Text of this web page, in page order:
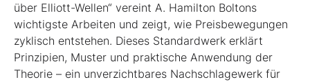
über Elliott-Wellen“ vereint A. Hamilton Boltons
wichtigste Arbeiten und zeigt, wie Preisbewegungen
zyklisch entstehen. Dieses Standardwerk erklärt
Prinzipien, Muster und praktische Anwendung der
Theorie – ein unverzichtbares Nachschlagewerk für